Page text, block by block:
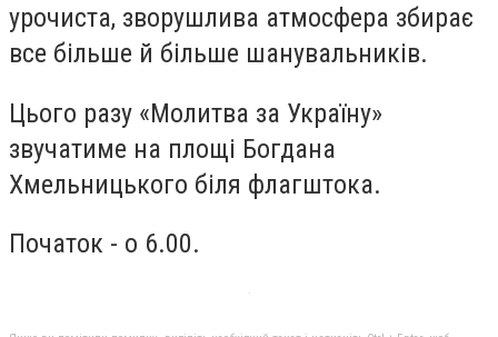
урочиста, зворушлива атмосфера збирає
все більше й більше шанувальників.
Цього разу «Молитва за Україну»
звучатиме на площі Богдана
Хмельницького біля флагштока.
Початок - о 6.00.